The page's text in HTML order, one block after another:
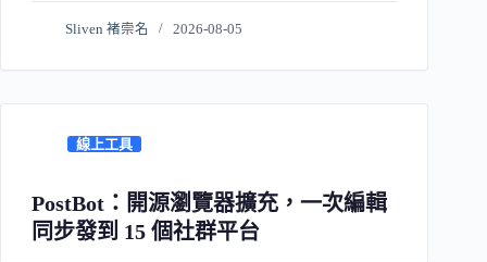
Sliven 褚崇名 2026-08-05
線上工具
PostBot：開源瀏覽器擴充，一次編輯
同步發到 15 個社群平台